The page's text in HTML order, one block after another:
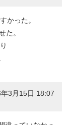
かった。
た。
3月15日 18:07